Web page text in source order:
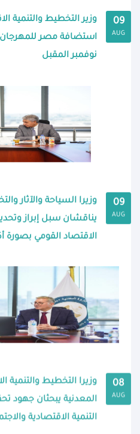
09
AUG
وزير التخطيط والتنمية
استضافة مصر للمهرجان
نوفمبر المقبل
09
AUG
وزيرا السياحة والآثار
يناقشان سبل إبراز
الاقتصاد القومي بصورة
08
AUG
وزيرا التخطيط والتنمية
المعدنية يبحثان جهود
التنمية الاقتصادية